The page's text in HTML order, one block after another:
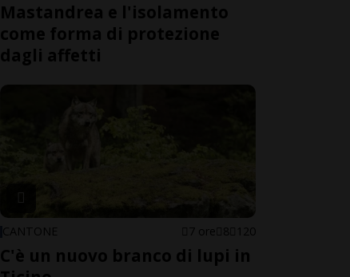
Mastandrea e l'isolamento
come forma di protezione
dagli affetti
CANTONE 7 ore 8 120
C'è un nuovo branco di lupi in